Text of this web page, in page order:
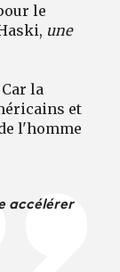
le
une
la
et
l'homme
accélérer